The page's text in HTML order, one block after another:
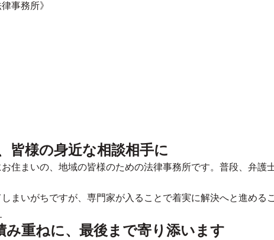
事務所》
皆様の身近な相談相手に
住まいの、地域の皆様のための法律事務所です。普段、弁護
まいがちですが、専門家が入ることで着実に解決へと進める
み重ねに、最後まで寄り添います